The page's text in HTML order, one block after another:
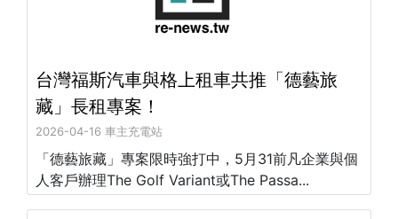
台灣福斯汽車與格上租車共推「德藝旅
藏」長租專案！
2026-04-16 車主充電站
「德藝旅藏」專案限時強打中，5月31前凡企業與個
人客戶辦理The Golf Variant或The Passa...